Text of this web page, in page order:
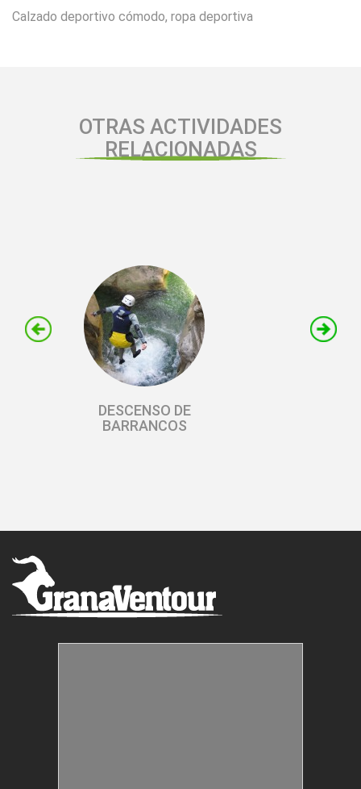
Calzado deportivo cómodo, ropa deportiva
OTRAS ACTIVIDADES
RELACIONADAS
DESCENSO DE
BARRANCOS
PIRAGUAS